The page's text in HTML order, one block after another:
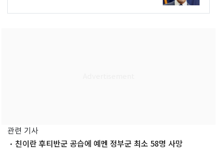
관련 기사
친이란 후티반군 공습에 예멘 정부군 최소 58명 사망